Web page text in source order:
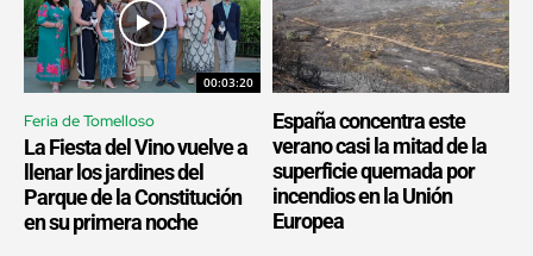
00:03:20
Feria de Tomelloso
La Fiesta del Vino vuelve a
llenar los jardines del
Parque de la Constitución
en su primera noche
España concentra este
verano casi la mitad de la
superficie quemada por
incendios en la Unión
Europea